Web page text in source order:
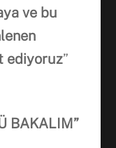
ve bu
ediyoruz”
BAKALIM”